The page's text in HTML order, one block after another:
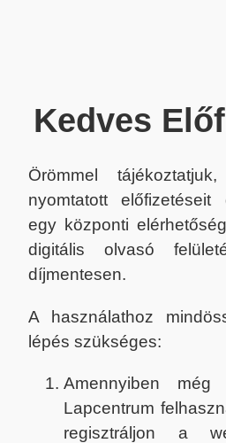
Kedves
Örömmel
nyomtatott előfizetéseit
egy központi
digitális olvasó
díjmentesen.
A használathoz
lépés szükséges:
Amennyiben még
Lapcentrum
regisztráljon a